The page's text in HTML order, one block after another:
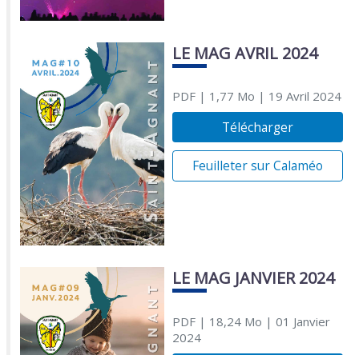
LE MAG AVRIL 2024
PDF| 1,77 Mo | 19 Avril 2024
Télécharger
Feuilleter sur Calaméo
LE MAG JANVIER 2024
PDF| 18,24 Mo | 01 Janvier
2024